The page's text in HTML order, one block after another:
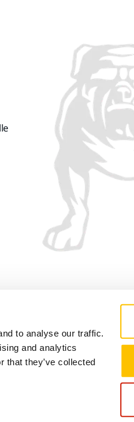
to analyse our traffic.
and analytics
that they’ve collected